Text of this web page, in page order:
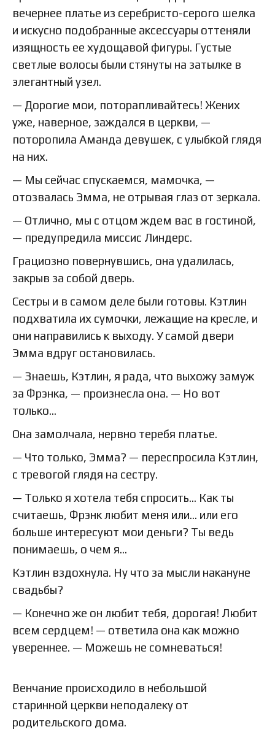
вечернее платье из серебристо-серого шелка
и искусно подобранные аксессуары оттеняли
изящность ее худощавой фигуры. Густые
светлые волосы были стянуты на затылке в
элегантный узел.
— Дорогие мои, поторапливайтесь! Жених
уже, наверное, заждался в церкви, —
поторопила Аманда девушек, с улыбкой глядя
на них.
— Мы сейчас спускаемся, мамочка, —
отозвалась Эмма, не отрывая глаз от зеркала.
— Отлично, мы с отцом ждем вас в гостиной,
— предупредила миссис Линдерс.
Грациозно повернувшись, она удалилась,
закрыв за собой дверь.
Сестры и в самом деле были готовы. Кэтлин
подхватила их сумочки, лежащие на кресле, и
они направились к выходу. У самой двери
Эмма вдруг остановилась.
— Знаешь, Кэтлин, я рада, что выхожу замуж
за Фрэнка, — произнесла она. — Но вот
только…
Она замолчала, нервно теребя платье.
— Что только, Эмма? — переспросила Кэтлин,
с тревогой глядя на сестру.
— Только я хотела тебя спросить… Как ты
считаешь, Фрэнк любит меня или… или его
больше интересуют мои деньги? Ты ведь
понимаешь, о чем я…
Кэтлин вздохнула. Ну что за мысли накануне
свадьбы?
— Конечно же он любит тебя, дорогая! Любит
всем сердцем! — ответила она как можно
увереннее. — Можешь не сомневаться!
Венчание происходило в небольшой
старинной церкви неподалеку от
родительского дома.